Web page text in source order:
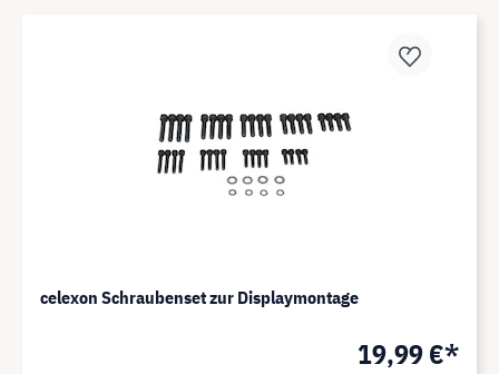
celexon Schraubenset zur Displaymontage
19,99 €*